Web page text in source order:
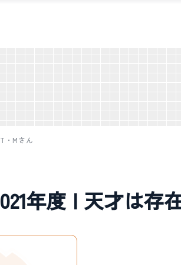
・Mさん
年度 | 天才は存